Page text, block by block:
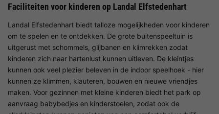
Faciliteiten voor kinderen op Landal Elfstedenhart
Landal Elfstedenhart biedt talloze mogelijkheden voor kinderen
om te spelen en te ontdekken. De grote buitenspeeltuin is
uitgerust met schommels, glijbanen en klimrekken zodat
kinderen zich naar hartenlust kunnen uitleven. De kleintjes
kunnen ook veel plezier beleven in de indoor speelhoek - hier
kunnen ze klimmen, klauteren, bouwen en nieuwe vriendjes
maken. Voor gezinnen met kleine kinderen biedt het park op
aanvraag babybedjes en kinderstoelen, zodat ook de